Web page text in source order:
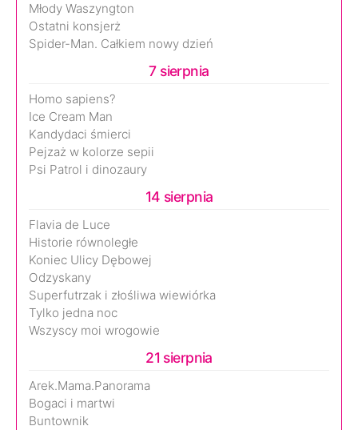
Młody Waszyngton
Ostatni konsjerż
Spider-Man. Całkiem nowy dzień
7 sierpnia
Homo sapiens?
Ice Cream Man
Kandydaci śmierci
Pejzaż w kolorze sepii
Psi Patrol i dinozaury
14 sierpnia
Flavia de Luce
Historie równoległe
Koniec Ulicy Dębowej
Odzyskany
Superfutrzak i złośliwa wiewiórka
Tylko jedna noc
Wszyscy moi wrogowie
21 sierpnia
Arek.Mama.Panorama
Bogaci i martwi
Buntownik